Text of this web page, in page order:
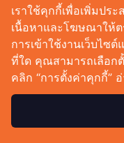
เราใช้คุกกี้เพื่อเพิ่มปร
เนื้อหาและโฆษณาให้ต
การเข้าใช้งานเว็บไซ
ที่ใด คุณสามารถเลือก
คลิก “การตั้งค่าคุกกี้”